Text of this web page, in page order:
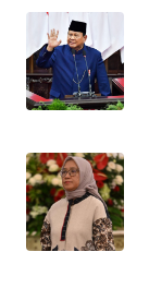
WN
SUMUT
WN
JAKARTA
WN
JABAR
WN